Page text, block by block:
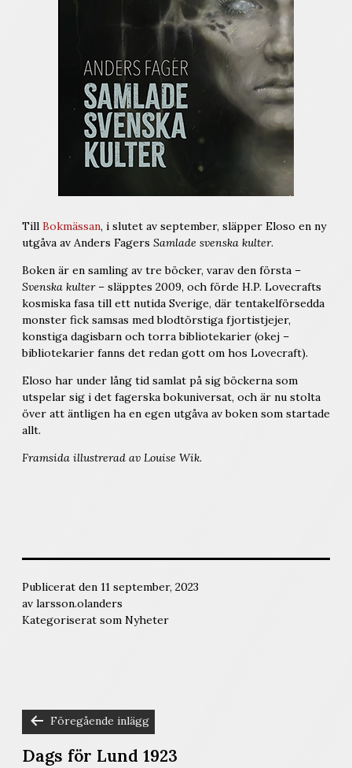
Till Bokmässan, i slutet av september, släpper Eloso en ny
utgåva av Anders Fagers Samlade svenska kulter.
Boken är en samling av tre böcker, varav den första –
Svenska kulter– släpptes 2009, och förde H.P. Lovecrafts
kosmiska fasa till ett nutida Sverige, där tentakelförsedda
monster fick samsas med blodtörstiga fjortistjejer,
konstiga dagisbarn och torra bibliotekarier (okej –
bibliotekarier fanns det redan gott om hos Lovecraft).
Eloso har under lång tid samlat på sig böckerna som
utspelar sig i det fagerska bokuniversat, och är nu stolta
över att äntligen ha en egen utgåva av boken som startade
allt.
Framsida illustrerad av Louise Wik.
Publicerat den 11 september, 2023
av larsson.olanders
Kategoriserat som Nyheter
INLÄGGSNAVIGERING
Föregående inlägg
Dags för Lund 1923